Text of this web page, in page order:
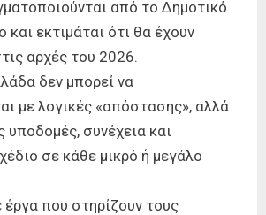
από το Δημοτικό
και εκτιμάται ότι θα έχουν
αρχές του 2026.
δεν μπορεί να
με λογικές «απόστασης», αλλά
υποδομές, συνέχεια και
σε κάθε μικρό ή μεγάλο
έργα που στηρίζουν τους